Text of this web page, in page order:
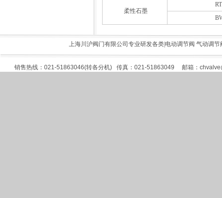
柔性石墨
上海川沪阀门有限公司专业研发各类|电动调节阀 气动调节
销售热线：021-51863046(转各分机) 传真：021-51863049 邮箱：